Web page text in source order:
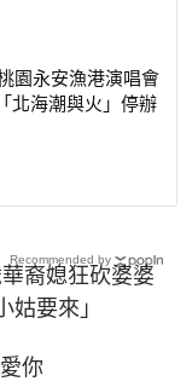
園永安漁港演唱會
海潮與火」停辦
裔媳狂砍婆婆
要來」
你
Recommended by